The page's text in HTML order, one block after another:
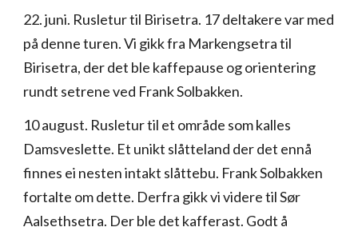
22. juni. Rusletur til Birisetra. 17 deltakere var med
på denne turen. Vi gikk fra Markengsetra til
Birisetra, der det ble kaffepause og orientering
rundt setrene ved Frank Solbakken.
10 august. Rusletur til et område som kalles
Damsveslette. Et unikt slåtteland der det ennå
finnes ei nesten intakt slåttebu. Frank Solbakken
fortalte om dette. Derfra gikk vi videre til Sør
Aalsethsetra. Der ble det kafferast. Godt å